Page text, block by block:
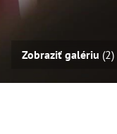
Zobraziť galériu (2)